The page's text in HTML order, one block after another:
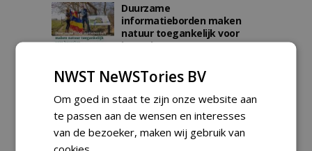
Duurzame
informatieborden maken
natuur toegankelijk voor
bezoeker
'We plaatsen onze
handtekening in de
openbare ruimte'
NWST NeWSTories BV
Om goed in staat te zijn onze website aan
te passen aan de wensen en interesses
van de bezoeker, maken wij gebruik van